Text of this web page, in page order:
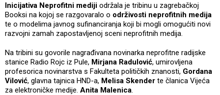
Inicijativa Neprofitni mediji održala je tribinu u zagrebačkoj
Booksi na kojoj se razgovaralo o održivosti neprofitnih medija
te o modelima javnog sufinanciranja koji bi mogli omogućiti novi
razvojni zamah zapostavljenoj sceni neprofitnih medija.
Na tribini su govorile nagrađivana novinarka neprofitne radijske
stanice Radio Rojc iz Pule, Mirjana Radulović, umirovljena
profesorica novinarstva s Fakulteta političkih znanosti, Gordana
Vilović, glavna tajnica HND-a, Melisa Skender te članica Vijeća
za elektroničke medije. Anita Malenica.